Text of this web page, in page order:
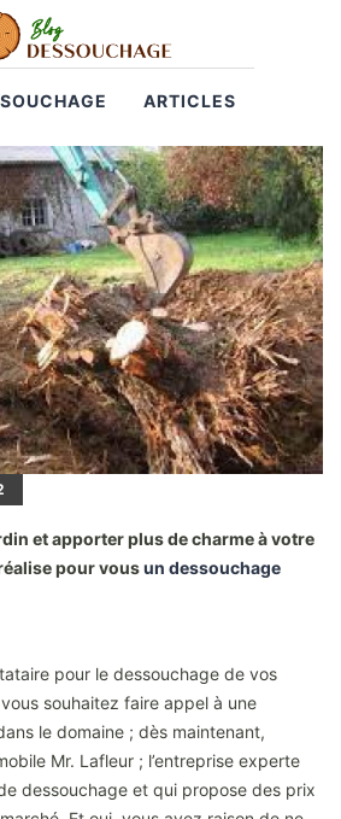
ARTICLES
et apporter plus de charme à votre
pour vousun dessouchage
pour le dessouchage de vos
souhaitez faire appel à une
le domaine ; dès maintenant,
Mr. Lafleur ; l’entreprise experte
dessouchage et qui propose des prix